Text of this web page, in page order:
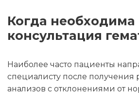
Когда необходима
консультация
Наиболее часто пациенты
специалисту после получения
анализов с отклонениями от